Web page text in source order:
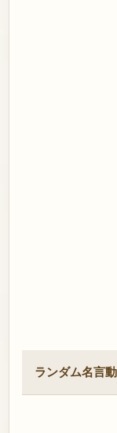
ランダム名言